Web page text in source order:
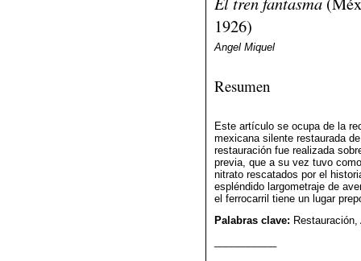
1926)
Angel Miquel
Resumen
Este artículo se ocupa de la
mexicana silente restaurada
restauración fue realizada
previa, que a su vez tuvo
nitrato rescatados por el
espléndido largometraje de
el ferrocarril tiene un lugar
Palabras clave: